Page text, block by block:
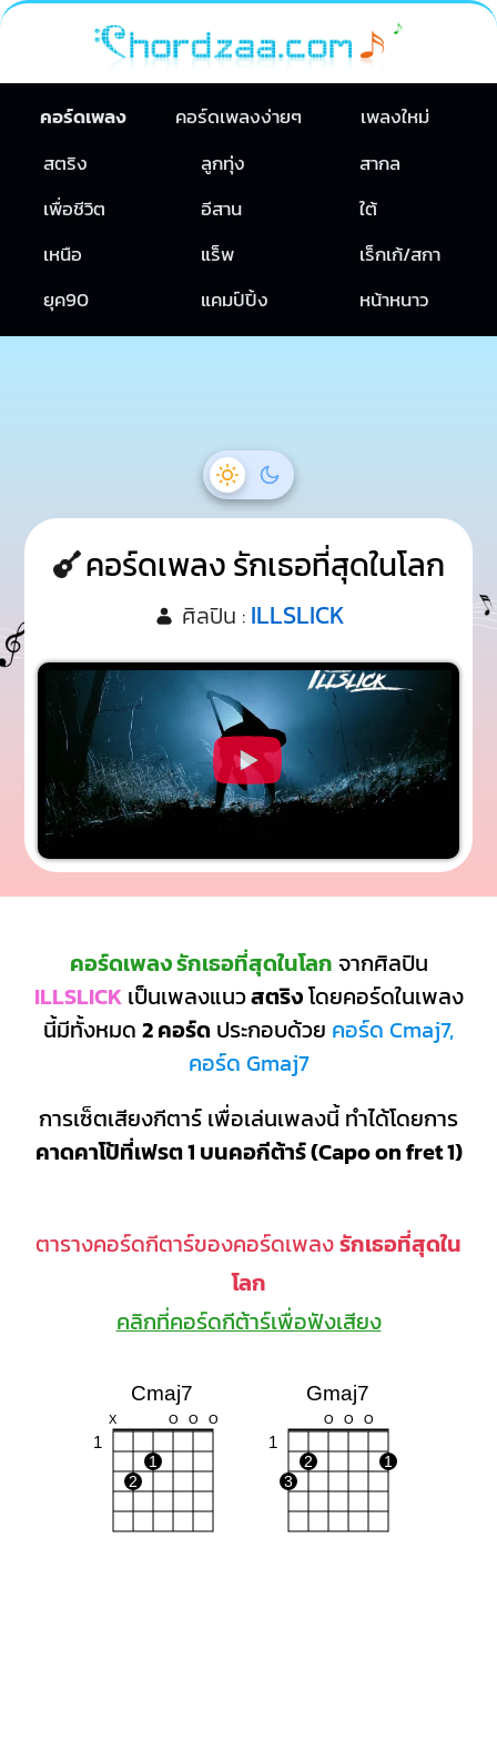
คอร์ดเพลง คอร์ดเพลงง่ายๆ
เพลงใหม่
สตริง
ลูกทุ่ง
สากล
เพื่อชีวิต
อีสาน
ใต้
เหนือ
แร็พ
เร็กเก้/สกา
ยุค90
แคมป์ปิ้ง หน้าหนาว
คอร์ดเพลง รักเธอที่สุดในโลก
ศิลปิน : ILLSLICK
คอร์ดเพลง รักเธอที่สุดในโลก จากศิลปิน
ILLSLICKเป็นเพลงแนวสตริงโดยคอร์ดในเพลง
นี้มีทั้งหมด 2 คอร์ด ประกอบด้วย คอร์ด Cmaj7,
คอร์ด Gmaj7
การเซ็ตเสียงกีตาร์ เพื่อเล่นเพลงนี้ ทำได้โดยการ
คาดคาโป้ที่เฟรต 1 บนคอกีต้าร์ (Capo on fret 1)
ตารางคอร์ดกีตาร์ของคอร์ดเพลงรักเธอที่สุดใน
โลก
คลิกที่คอร์ดกีต้าร์เพื่อฟังเสียง
Cmaj7
X O O O
1
1
2
Gmaj7
O O O
1
2
1
3